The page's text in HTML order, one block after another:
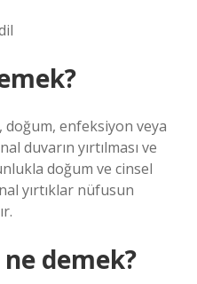
doğum, enfeksiyon veya
duvarın yırtılması ve
doğum ve cinsel
yırtıklar nüfusun
demek?